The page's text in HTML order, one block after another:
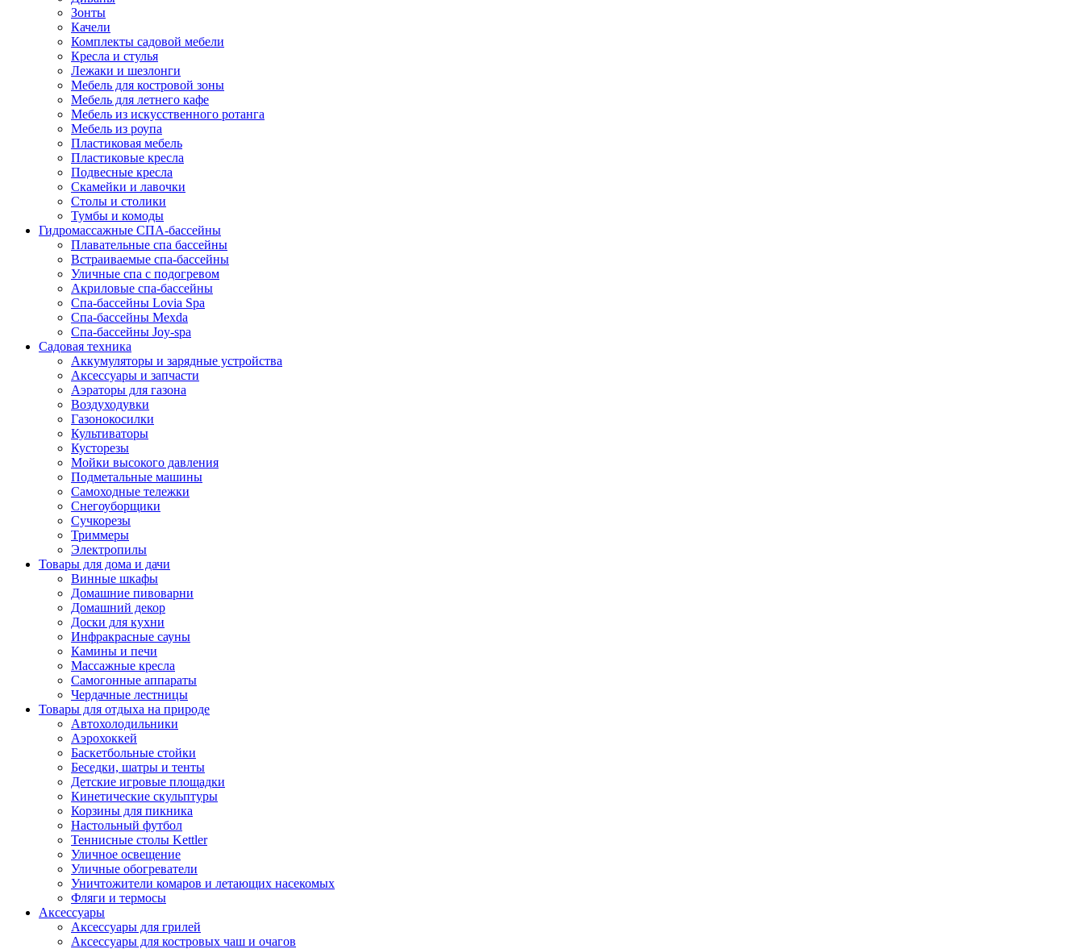
Зонты
Качели
Комплекты садовой мебели
Кресла и стулья
Лежаки и шезлонги
Мебель для костровой зоны
Мебель для летнего кафе
Мебель из искусственного ротанга
Мебель из роупа
Пластиковая мебель
Пластиковые кресла
Подвесные кресла
Скамейки и лавочки
Столы и столики
Тумбы и комоды
Гидромассажные СПА-бассейны
Плавательные спа бассейны
Встраиваемые спа-бассейны
Уличные спа с подогревом
Акриловые спа-бассейны
Спа-бассейны Lovia Spa
Спа-бассейны Mexda
Спа-бассейны Joy-spa
Садовая техника
Аккумуляторы и зарядные устройства
Аксессуары и запчасти
Аэраторы для газона
Воздуходувки
Газонокосилки
Культиваторы
Кусторезы
Мойки высокого давления
Подметальные машины
Самоходные тележки
Снегоуборщики
Сучкорезы
Триммеры
Электропилы
Товары для дома и дачи
Винные шкафы
Домашние пивоварни
Домашний декор
Доски для кухни
Инфракрасные сауны
Камины и печи
Массажные кресла
Самогонные аппараты
Чердачные лестницы
Товары для отдыха на природе
Автохолодильники
Аэрохоккей
Баскетбольные стойки
Беседки, шатры и тенты
Детские игровые площадки
Кинетические скульптуры
Корзины для пикника
Настольный футбол
Теннисные столы Kettler
Уличное освещение
Уличные обогреватели
Уничтожители комаров и летающих насекомых
Фляги и термосы
Аксессуары
Аксессуары для грилей
Аксессуары для костровых чаш и очагов